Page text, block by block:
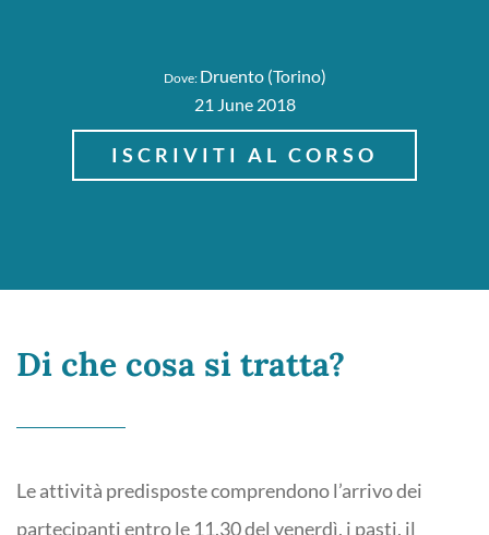
Dove: Druento (Torino)
21 June 2018
ISCRIVITI AL CORSO
Di che cosa si tratta?
Le attività predisposte comprendono l’arrivo dei
partecipanti entro le 11.30 del venerdì, i pasti, il